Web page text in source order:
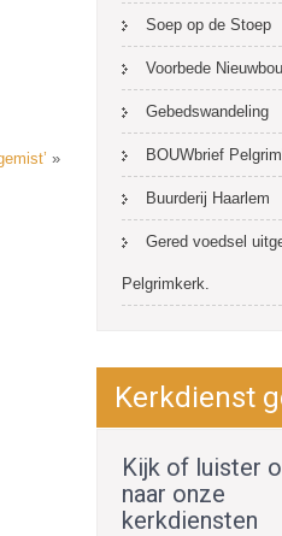
»
Soep op de Stoep
Voorbede
Gebedswandeling
BOUWbrief
Buurderij Haarlem
Gered voedsel
Pelgrimkerk.
Kerkdienst
Kijk of luister
naar onze
kerkdiensten